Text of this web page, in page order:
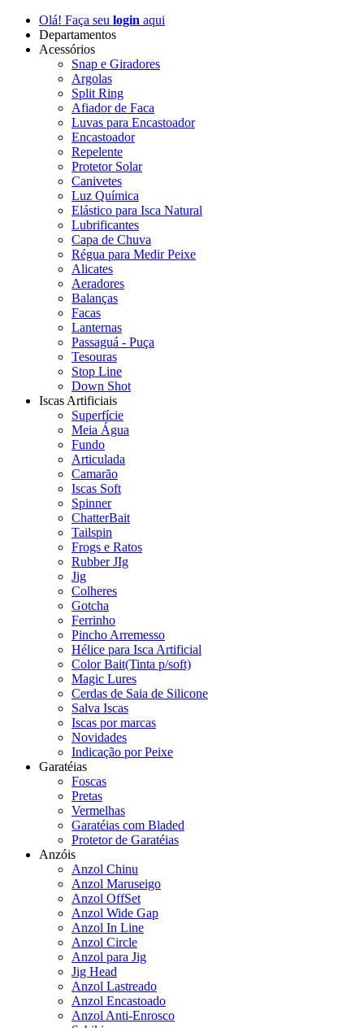
Olá! Faça seu login aqui
Departamentos
Acessórios
Snap e Giradores
Argolas
Split Ring
Afiador de Faca
Luvas para Encastoador
Encastoador
Repelente
Protetor Solar
Canivetes
Luz Química
Elástico para Isca Natural
Lubrificantes
Capa de Chuva
Régua para Medir Peixe
Alicates
Aeradores
Balanças
Facas
Lanternas
Passaguá - Puça
Tesouras
Stop Line
Down Shot
Iscas Artificiais
Superfície
Meia Água
Fundo
Articulada
Camarão
Iscas Soft
Spinner
ChatterBait
Tailspin
Frogs e Ratos
Rubber JIg
Jig
Colheres
Gotcha
Ferrinho
Pincho Arremesso
Hélice para Isca Artificial
Color Bait(Tinta p/soft)
Magic Lures
Cerdas de Saia de Silicone
Salva Iscas
Iscas por marcas
Novidades
Indicação por Peixe
Garatéias
Foscas
Pretas
Vermelhas
Garatéias com Bladed
Protetor de Garatéias
Anzóis
Anzol Chinu
Anzol Maruseigo
Anzol OffSet
Anzol Wide Gap
Anzol In Line
Anzol Circle
Anzol para Jig
Jig Head
Anzol Lastreado
Anzol Encastoado
Anzol Anti-Enrosco